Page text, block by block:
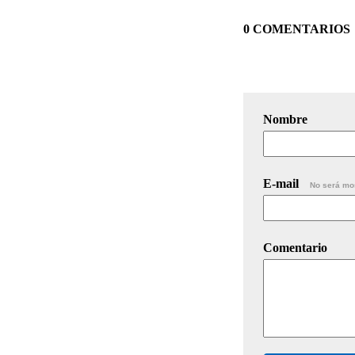
0 COMENTARIOS
Nombre
E-mail No será
Comentario